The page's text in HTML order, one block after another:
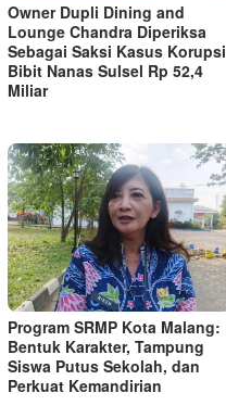
Owner Dupli Dining and
Lounge Chandra Diperiksa
Sebagai Saksi Kasus Korupsi
Bibit Nanas Sulsel Rp 52,4
Miliar
Program SRMP Kota Malang:
Bentuk Karakter, Tampung
Siswa Putus Sekolah, dan
Perkuat Kemandirian